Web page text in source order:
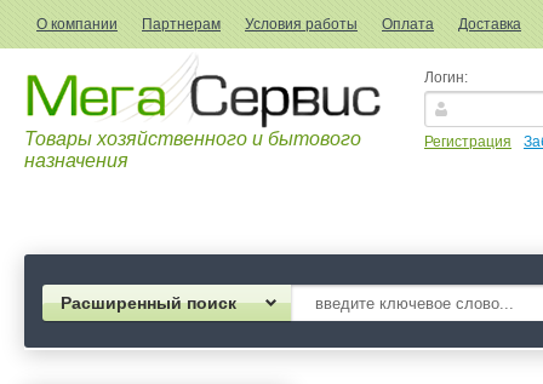
О компании Партнерам Условия работы Оплата Доставка
Товары хозяйственного и бытового
назначения
Логин:
Регистрация
Расширенный поиск